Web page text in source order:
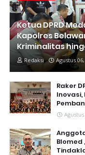
Ketua DPRD
Kapolres
Kriminalitas
Redaksi Agustus
Raker
Agustus
Blomed